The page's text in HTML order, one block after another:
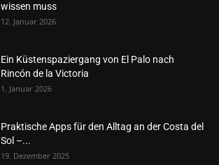
wissen muss
12. Januar 2026
Ein Küstenspaziergang von El Palo nach
Rincón de la Victoria
1. Januar 2026
Praktische Apps für den Alltag an der Costa del
Sol –...
19. Dezember 2025